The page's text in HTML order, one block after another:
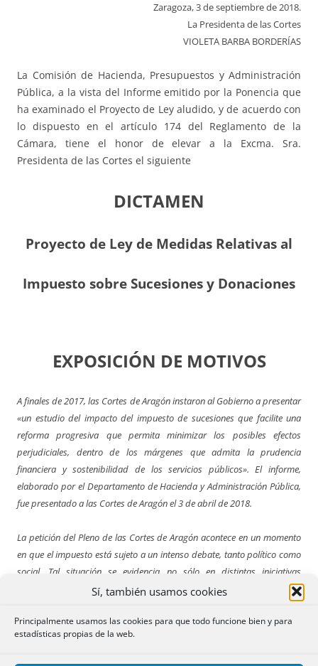
Sí, también usamos cookies
Principalmente usamos las cookies para que todo funcione bien y para
estadísticas propias de la web.
Zaragoza, 3 de septiembre de 2018.
La Presidenta de las Cortes
VIOLETA BARBA BORDERÍAS
La Comisión de Hacienda, Presupuestos y Administración
Pública, a la vista del Informe emitido por la Ponencia que
ha examinado el Proyecto de Ley aludido, y de acuerdo con
lo dispuesto en el artículo 174 del Reglamento de la
Cámara, tiene el honor de elevar a la Excma. Sra.
Presidenta de las Cortes el siguiente
DICTAMEN
Proyecto de Ley de Medidas Relativas al
Impuesto sobre Sucesiones y Donaciones
EXPOSICIÓN DE MOTIVOS
A finales de 2017, las Cortes de Aragón instaron al Gobierno a presentar
«un estudio del impacto del impuesto de sucesiones que facilite una
reforma progresiva que permita minimizar los posibles efectos
perjudiciales, dentro de los márgenes que admita la prudencia
financiera y sostenibilidad de los servicios públicos». El informe,
elaborado por el Departamento de Hacienda y Administración Pública,
fue presentado a las Cortes de Aragón el 3 de abril de 2018.
La petición del Pleno de las Cortes de Aragón acontece en un momento
en que el impuesto está sujeto a un intenso debate, tanto político como
social. Tal situación se evidencia no sólo en distintas iniciativas
parlamentarias en los últimos meses, sino también en la atención
mediática, en la actividad de diversas asociaciones que abogan por su
modificación o supresión y en peticiones de reforma cursadas desde
distintas instituciones como el Justicia de Aragón.